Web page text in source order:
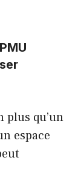
plus qu’un
espace